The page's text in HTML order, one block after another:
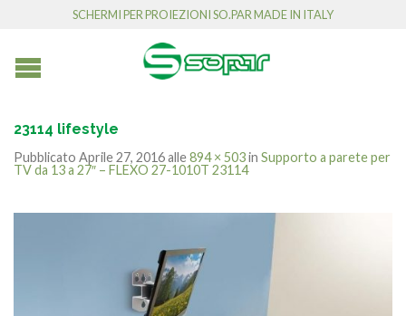
SCHERMI PER PROIEZIONI SO.PAR MADE IN ITALY
23114 lifestyle
Pubblicato Aprile 27, 2016alle894 × 503in Supporto a parete per
TV da 13 a 27″ – FLEXO 27-1010T 23114